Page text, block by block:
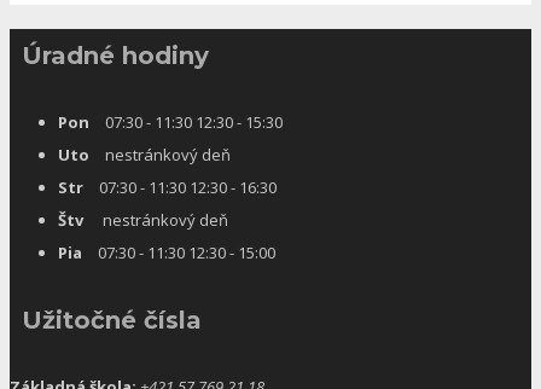
Úradné hodiny
Pon 07:30 - 11:30 12:30 - 15:30
Uto nestránkový deň
Str 07:30 - 11:30 12:30 - 16:30
Štvnestránkový deň
Pia 07:30 - 11:30 12:30 - 15:00
Užitočné čísla